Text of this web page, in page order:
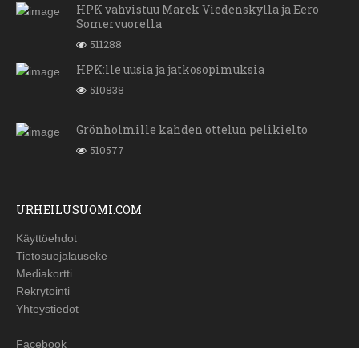
HPK vahvistuu Marek Viedenskylla ja Eero
Somervuorella
511288
HPK:lle uusia ja jatkosopimuksia
510838
Grönholmille kahden ottelun pelikielto
510577
URHEILUSUOMI.COM
Käyttöehdot
Tietosuojalauseke
Mediakortti
Rekrytointi
Yhteystiedot
Facebook